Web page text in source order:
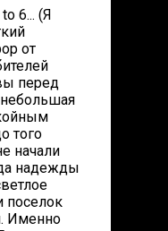
6... (Я
от
перед
того
начали
надежды
поселок
Именно